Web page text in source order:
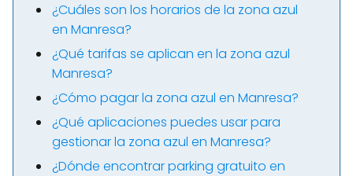
¿Cuáles son los horarios de la zona azul
en Manresa?
¿Qué tarifas se aplican en la zona azul
Manresa?
¿Cómo pagar la zona azul en Manresa?
¿Qué aplicaciones puedes usar para
gestionar la zona azul en Manresa?
¿Dónde encontrar parking gratuito en